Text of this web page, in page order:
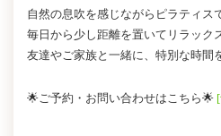
自然の息吹を感じながらピラティス
毎日から少し距離を置いてリラック
友達やご家族と一緒に、特別な時間
🌟ご予約・お問い合わせはこちら🌟